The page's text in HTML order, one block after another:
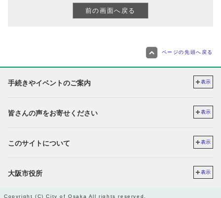
ページの先頭へ戻る
手続きやイベントのご案内 表示
皆さんの声をお寄せください 表示
このサイトについて 表示
大阪市役所 表示
Copyright (C) City of Osaka All rights reserved.